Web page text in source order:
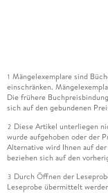
1 Mängelexemplare sind
einschränken.
Die frühere
sich auf den gebundenen
2 Diese Artikel unterliegen
wurde aufgehoben oder der
Alternative wird Ihnen auf
beziehen sich auf den
3 Durch Öffnen der
Leseprobe übermittelt